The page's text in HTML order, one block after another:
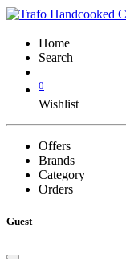
Home
Search
0
Wishlist
Offers
Brands
Category
Orders
Guest